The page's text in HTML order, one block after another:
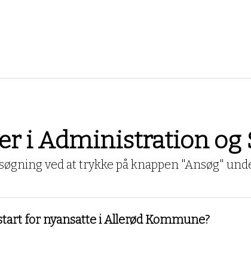
i Administration og
ved at trykke på knappen "Ansøg"
for nyansatte i Allerød Kommune?